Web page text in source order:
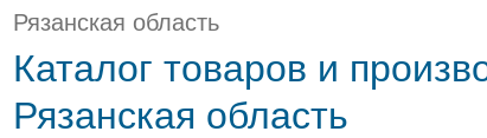
Рязанская область
Каталог товаров и
Рязанская область